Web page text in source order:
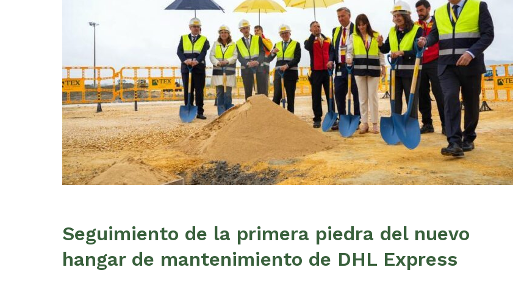
Seguimiento de la primera piedra del nuevo
hangar de mantenimiento de DHL Express